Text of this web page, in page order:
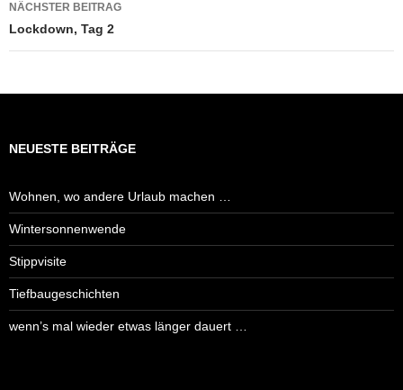
NÄCHSTER BEITRAG
Lockdown, Tag 2
NEUESTE BEITRÄGE
Wohnen, wo andere Urlaub machen …
Wintersonnenwende
Stippvisite
Tiefbaugeschichten
wenn’s mal wieder etwas länger dauert …